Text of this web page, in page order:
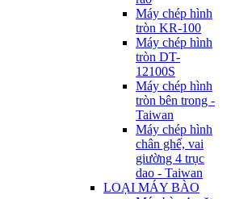
Máy chép hình
tròn KR-100
Máy chép hình
tròn DT-
12100S
Máy chép hình
tròn bên trong -
Taiwan
Máy chép hình
chân ghế, vai
giường 4 trục
dao - Taiwan
LOẠI MÁY BÀO